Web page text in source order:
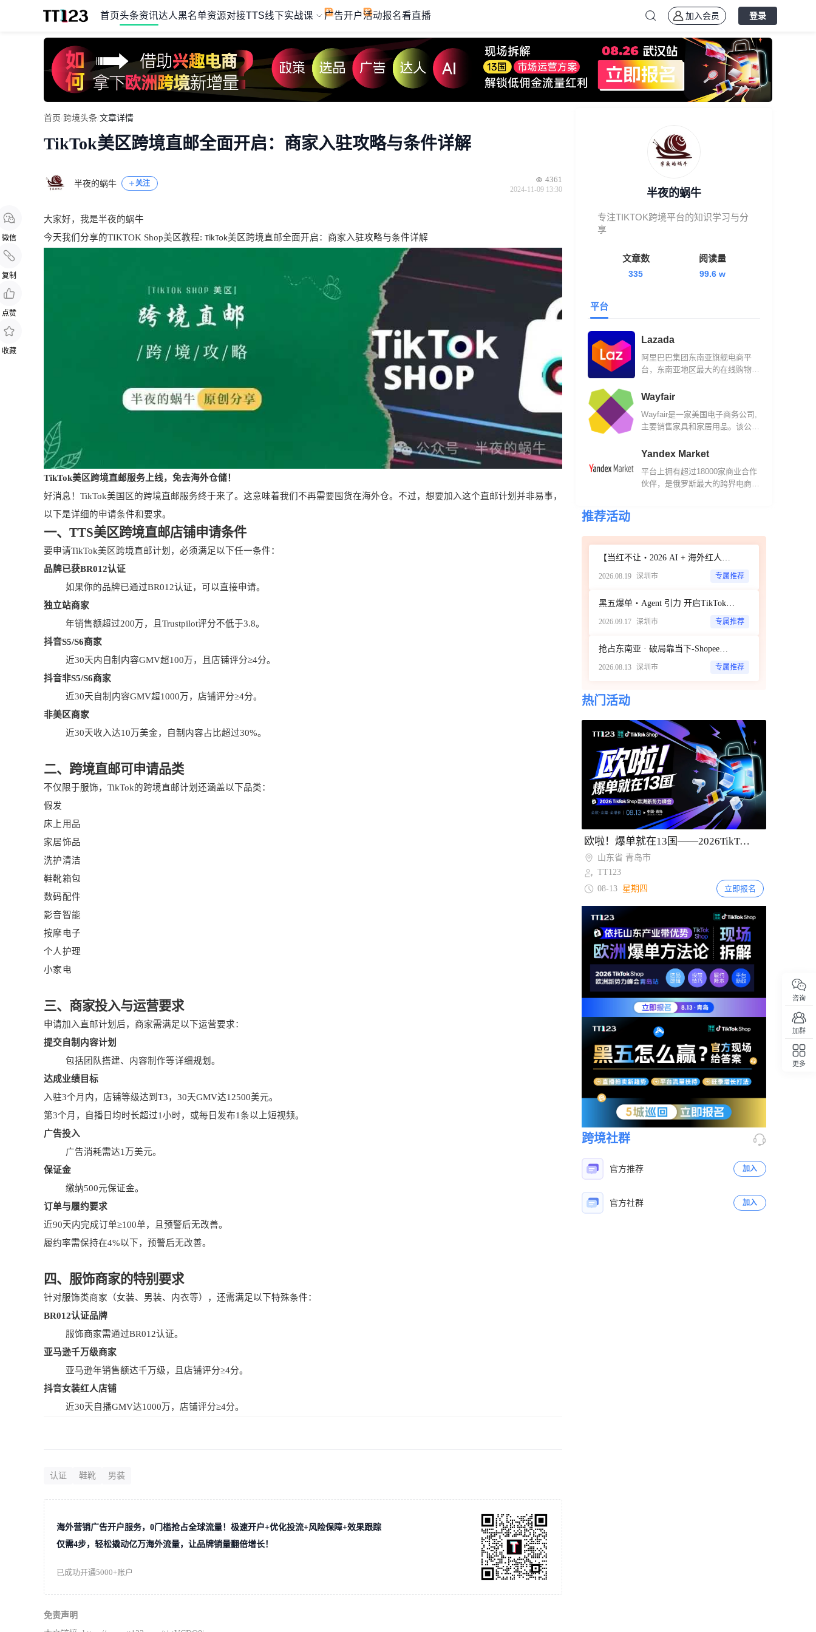
首页头条资讯达人黑名单资源对接TTS线下实战课 广告开户活动报名看直播 加入会员 登录
of
微信
复制
点赞
收藏
首页 跨境头条 文章详情
TikTok美区跨境直邮全面开启：商家入驻攻略与条件详解
半夜的蜗牛 关注 4361
2024-11-09 13:30
大家好，我是半夜的蜗牛
今天我们分享的TIKTOK Shop美区教程: TikTok美区跨境直邮全面开启：商家入驻攻略与条件详解
TikTok美区跨境直邮服务上线，免去海外仓储！
好消息！TikTok美国区的跨境直邮服务终于来了。这意味着我们不再需要囤货在海外仓。不过，想要加入这个直邮计划并非易事，
以下是详细的申请条件和要求。
一、TTS美区跨境直邮店铺申请条件
要申请TikTok美区跨境直邮计划，必须满足以下任一条件：
品牌已获BR012认证
如果你的品牌已通过BR012认证，可以直接申请。
独立站商家
年销售额超过200万，且Trustpilot评分不低于3.8。
抖音S5/S6商家
近30天内自制内容GMV超100万，且店铺评分≥4分。
抖音非S5/S6商家
近30天自制内容GMV超1000万，店铺评分≥4分。
非美区商家
近30天收入达10万美金，自制内容占比超过30%。
二、跨境直邮可申请品类
不仅限于服饰，TikTok的跨境直邮计划还涵盖以下品类：
假发
床上用品
家居饰品
洗护清洁
鞋靴箱包
数码配件
影音智能
按摩电子
个人护理
小家电
三、商家投入与运营要求
申请加入直邮计划后，商家需满足以下运营要求：
提交自制内容计划
包括团队搭建、内容制作等详细规划。
达成业绩目标
入驻3个月内，店铺等级达到T3，30天GMV达12500美元。
第3个月，自播日均时长超过1小时，或每日发布1条以上短视频。
广告投入
广告消耗需达1万美元。
保证金
缴纳500元保证金。
订单与履约要求
近90天内完成订单≥100单，且预警后无改善。
履约率需保持在4%以下，预警后无改善。
四、服饰商家的特别要求
针对服饰类商家（女装、男装、内衣等），还需满足以下特殊条件：
BR012认证品牌
服饰商家需通过BR012认证。
亚马逊千万级商家
亚马逊年销售额达千万级，且店铺评分≥4分。
抖音女装红人店铺
近30天自播GMV达1000万，店铺评分≥4分。
认证 鞋靴 男装
海外营销广告开户服务，0门槛抢占全球流量！极速开户+优化投流+风险保障+效果跟踪
仅需4步，轻松撬动亿万海外流量，让品牌销量翻倍增长！
已成功开通5000+账户
免责声明
半夜的蜗牛
专注TIKTOK跨境平台的知识学习与分
享
文章数
335
阅读量
99.6 w
平台
Lazada
阿里巴巴集团东南亚旗舰电商平
台，东南亚地区最大的在线购物网
Wayfair
Wayfair是一家美国电子商务公司,
主要销售家具和家居用品。该公司
已经汇集了来自11,000多家全球供
Yandex Market
平台上拥有超过18000家商业合作
伙伴，是俄罗斯最大的跨界电商平
推荐活动
【当红不让・2026 AI + 海外红人营销大会暨 WotoHub 卖家大会】
2026.08.19 深圳市 专属推荐
黑五爆单・Agent 引力 开启TikTok新达人经济时代 ——ScoreHub 2026 品牌大会
2026.09.17 深圳市 专属推荐
抢占东南亚 · 破局靠当下-Shopee商家破局增长闭门私享会
2026.08.13 深圳市 专属推荐
热门活动
Item
2
of
2
欧啦！爆单就在13国——2026TikTok Shop欧洲新势力峰会【青岛站】
山东省 青岛市
TT123
08-13 星期四 立即报名
跨境社群
官方推荐 加入
官方社群 加入
咨询
加群
更多